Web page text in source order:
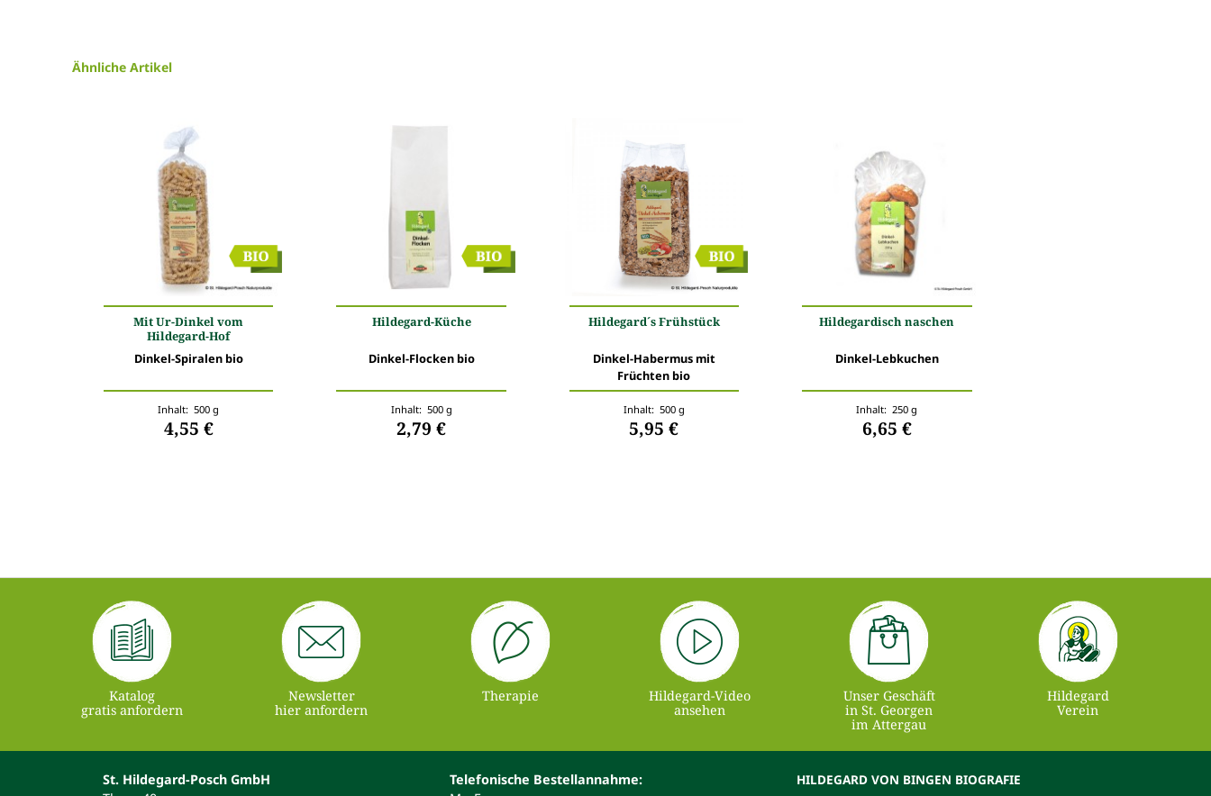
Ähnliche Artikel
Mit Ur-Dinkel vom
Hildegard-Hof
Dinkel-Spiralen bio
Inhalt: 500 g
4,55 €
Hildegard-Küche
Dinkel-Flocken bio
Inhalt: 500 g
2,79 €
Hildegard´s Frühstück
Dinkel-Habermus mit
Früchten bio
Inhalt: 500 g
5,95 €
Hildegardisch naschen
Dinkel-Lebkuchen
Inhalt: 250 g
6,65 €
Katalog
gratis anfordern
Newsletter
hier anfordern
Therapie
Hildegard-Video
ansehen
Unser Geschäft
in St. Georgen
im Attergau
Hildegard
Verein
St. Hildegard-Posch GmbH
Telefonische Bestellannahme:
HILDEGARD VON BINGEN BIOGRAFIE